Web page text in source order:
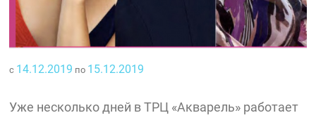
с 14.12.2019 по 15.12.2019
Уже несколько дней в ТРЦ «Акварель» работает